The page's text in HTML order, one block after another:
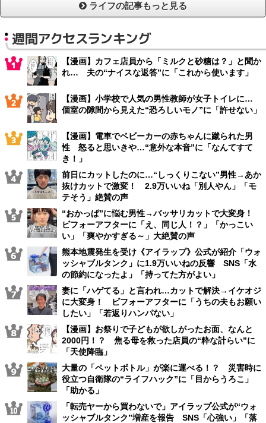
ライフの記事もっと見る
週間アクセスランキング
【漫画】カフェ店員から「ミルクと砂糖は？」と聞か
れ… 夫の“ナイスな返答”に「これから使います」
【漫画】小学校で人気の男性教師が女子トイレに…
個室の隙間から見えた“恐ろしいモノ”に「許せない」
【漫画】電車でベビーカーの赤ちゃんに蹴られた男
性 怒ると思いきや…“意外な本音”に「なんてすて
き！」
前日にカットしたのに…“しっくりこない”男性→あか
抜けカットで激変！ 2.9万いいね「別人やん」「モ
テそう」絶賛の声
“おかっぱ”に悩む男性→バッサリカットで大変身！
ビフォーアフターに「え、同じ人！？」「かっこい
い」「爽やかすぎる～」大絶賛の声
熊本地震発生を受け《アイラップ》公式が紹介「ウォ
ッシャブルタンク」に1.9万いいねの反響 SNS「水
の節約になったよ」「持ってた方がよい」
妻に「ハゲてる」と言われ…カットで解決→イケオジ
に大変身！ ビフォーアフターに「うちの夫もお願い
したい」「若返りハンパない」
【漫画】お祭りで子どもが欲しがったお面、なんと
2000円！？ 焦る母を救った店員の“粋な計らい”に
「天使降臨」
大量の「ペットボトル」が楽に運べる！？ 災害時に
役立つ自衛隊の“ライフハック”に「目からうろこ」
「助かる」
「転売ヤーから買わないで」アイラップ公式が“ウォ
ッシャブルタンク”増産を報告 SNS「心強い」「落